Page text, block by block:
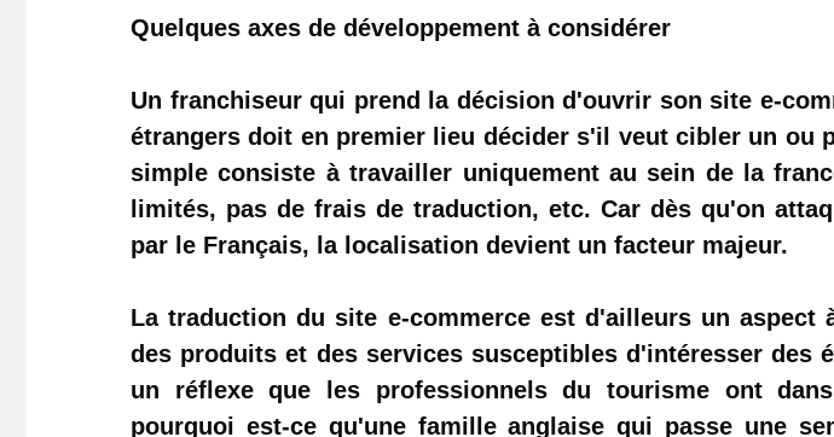
Quelques axes de développement à considérer
Un franchiseur qui prend la décision d'ouvrir son site e-
étrangers doit en premier lieu décider s'il veut cibler un ou
simple consiste à travailler uniquement au sein de la
limités, pas de frais de traduction, etc. Car dès qu'on
par le Français, la localisation devient un facteur majeur.
La traduction du site e-commerce est d'ailleurs un aspect
des produits et des services susceptibles d'intéresser des
un réflexe que les professionnels du tourisme ont
pourquoi est-ce qu'une famille anglaise qui passe une